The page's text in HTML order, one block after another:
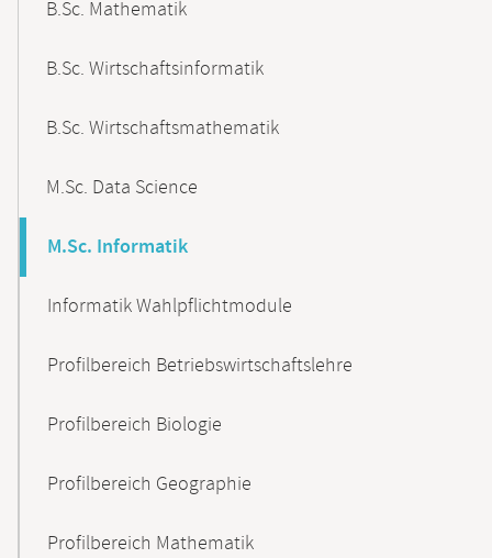
B.Sc. Mathematik
B.Sc. Wirtschaftsinformatik
B.Sc. Wirtschaftsmathematik
M.Sc. Data Science
M.Sc. Informatik
Informatik Wahlpflichtmodule
Profilbereich Betriebswirtschaftslehre
Profilbereich Biologie
Profilbereich Geographie
Profilbereich Mathematik